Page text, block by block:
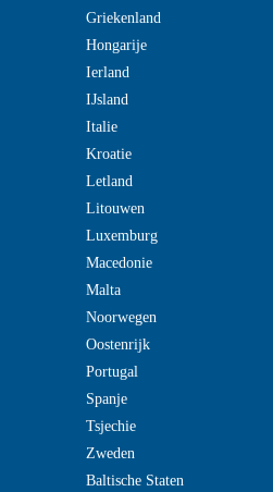
Griekenland
Hongarije
Ierland
IJsland
Italie
Kroatie
Letland
Litouwen
Luxemburg
Macedonie
Malta
Noorwegen
Oostenrijk
Portugal
Spanje
Tsjechie
Zweden
Baltische Staten